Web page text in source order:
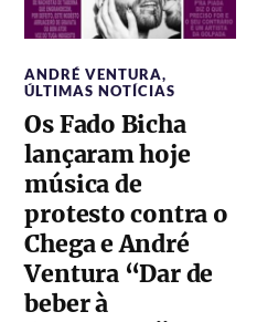
ANDRÉ VENTURA,
ÚLTIMAS NOTÍCIAS
Os Fado Bicha
lançaram hoje
música de
protesto contra o
Chega e André
Ventura “Dar de
beber à